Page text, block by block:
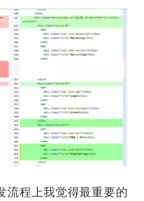
流程上我觉得最重要的